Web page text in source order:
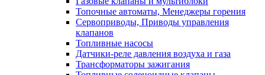
Топочные автоматы, Менеджеры горения
Сервоприводы, Приводы управления
клапанов
Топливные насосы
Датчики-реле давления воздуха и газа
Трансформаторы зажигания